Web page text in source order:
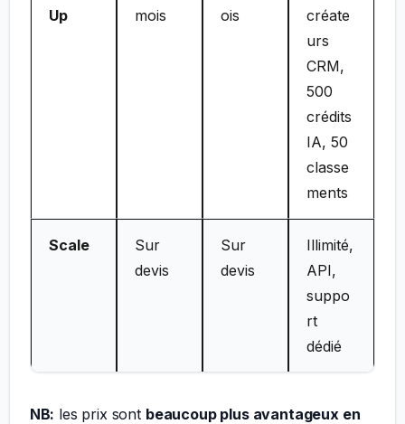
Up
mois
ois
créate
urs
CRM,
500
crédits
IA, 50
classe
ments
Scale
Sur
devis
Sur
devis
Illimité,
API,
suppo
rt
dédié
NB: les prix sont beaucoup plus avantageux en